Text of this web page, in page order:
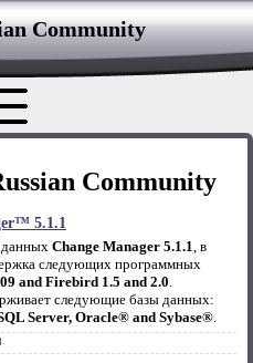
Сommunity
Сommunity
5.1.1
данных Change Manager 5.1.1, в
следующих программных
and Firebird 1.5 and 2.0.
следующие базы данных:
Server, Oracle® and Sybase®.